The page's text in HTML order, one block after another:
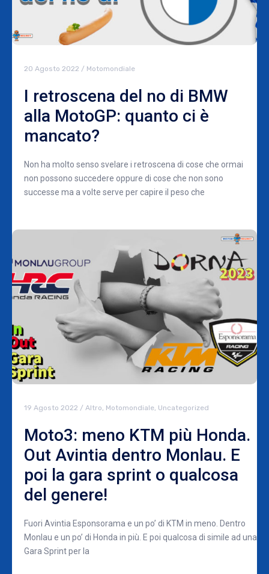
20 Agosto 2022 / Motomondiale
I retroscena del no di BMW
alla MotoGP: quanto ci è
mancato?
Non ha molto senso svelare i retroscena di cose che ormai
non possono succedere oppure di cose che non sono
successe ma a volte serve per capire il peso che
19 Agosto 2022 / Altro Motomondiale Uncategorized
Moto3: meno KTM più Honda.
Out Avintia dentro Monlau. E
poi la gara sprint o qualcosa
del genere!
Fuori Avintia Esponsorama e un po’ di KTM in meno. Dentro
Monlau e un po’ di Honda in più. E poi qualcosa di simile ad una
Gara Sprint per la